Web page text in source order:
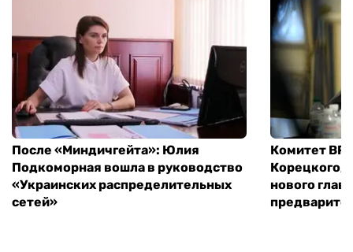
После «Миндичгейта»: Юлия
Подкоморная вошла в руководство
«Украинских распределительных
сетей»
Комитет ВР
Корецкого,
нового